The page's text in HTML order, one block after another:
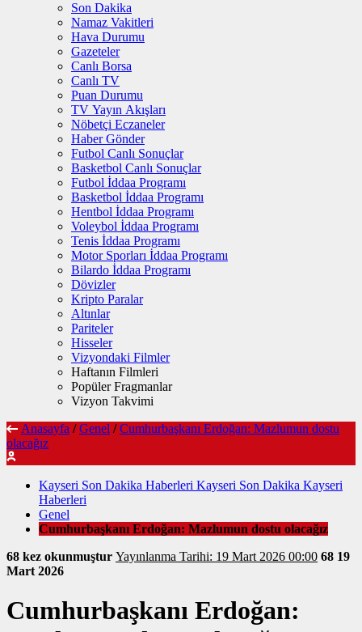
Son Dakika
Namaz Vakitleri
Hava Durumu
Gazeteler
Canlı Borsa
Canlı TV
Puan Durumu
TV Yayın Akışları
Nöbetçi Eczaneler
Haber Gönder
Futbol Canlı Sonuçlar
Basketbol Canlı Sonuçlar
Futbol İddaa Programı
Basketbol İddaa Programı
Hentbol İddaa Programı
Voleybol İddaa Programı
Tenis İddaa Programı
Motor Sporları İddaa Programı
Bilardo İddaa Programı
Dövizler
Kripto Paralar
Altınlar
Pariteler
Hisseler
Vizyondaki Filmler
Haftanın Filmleri
Popüler Fragmanlar
Vizyon Takvimi
Anasayfa / Genel / Cumhurbaşkanı Erdoğan: Mazlumun dostu
olacağız
Kayseri Son Dakika Haberleri Kayseri Son Dakika Kayseri
Haberleri
Genel
Cumhurbaşkanı Erdoğan: Mazlumun dostu olacağız
68 kez okunmuştur
Yayınlanma Tarihi: 19 Mart 2026 00:00 68 19
Mart 2026
Cumhurbaşkanı Erdoğan: